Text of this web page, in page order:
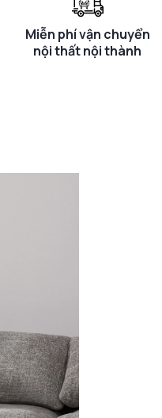
Miễn phí vận chuyển
nội thất nội thành